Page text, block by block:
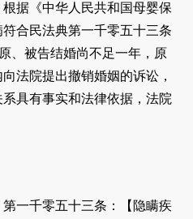
据《中华人民共和国母婴保
合民法典第一千零五十三条
、被告结婚尚不足一年，原
法院提出撤销婚姻的诉讼，
具有事实和法律依据，法院
第一千零五十三条：【隐瞒疾